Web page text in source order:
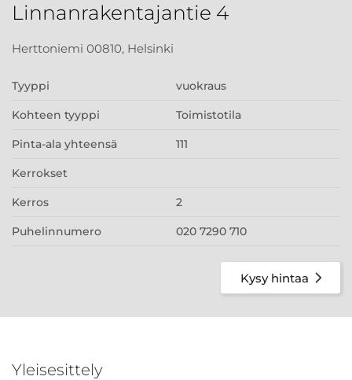
Linnanrakentajantie 4
Herttoniemi 00810, Helsinki
Tyyppi vuokraus
Kohteen tyyppi Toimistotila
Pinta-ala yhteensä 111
Kerrokset
Kerros 2
Puhelinnumero 020 7290 710
Kysy hintaa
Yleisesittely